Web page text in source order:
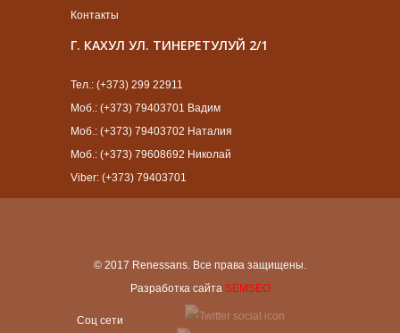
Контакты
Г. КАХУЛ УЛ. ТИНЕРЕТУЛУЙ 2/1
Тел.: (+373) 299 22911
Моб.: (+373) 79403701 Вадим
Моб.: (+373) 79403702 Наталия
Моб.: (+373) 79608692 Николай
Viber: (+373) 79403701
© 2017 Renessans. Все права защищены.
Разработка сайта SEMSEO
Cоц сети